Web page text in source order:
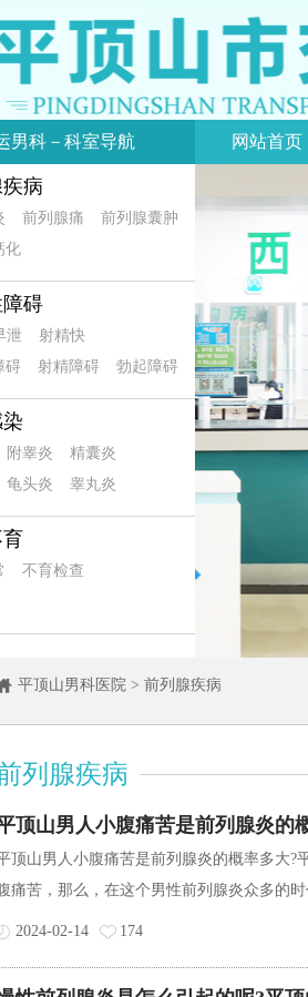
病
前列腺痛
前列腺囊肿
化
碍
泄
射精快
碍
射精障碍 勃起障碍
附睾炎
精囊炎
龟头炎 睾丸炎
不育检查
男科－科室导航 网站首页
平顶山男科医院 > 前列腺疾病
列腺疾病
顶山男人小腹痛苦是前列腺炎的
顶山男人小腹痛苦是前列腺炎的概率多大?
痛苦，那么，在这个男性前列腺炎众多的
2024-02-14 174